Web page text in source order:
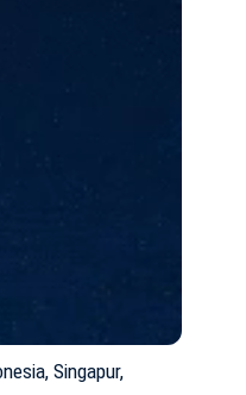
Singapur,